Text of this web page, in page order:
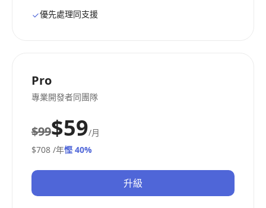
優先處理同支援
Pro
專業開發者同團隊
$99$59/月
$708 /年慳 40%
升級